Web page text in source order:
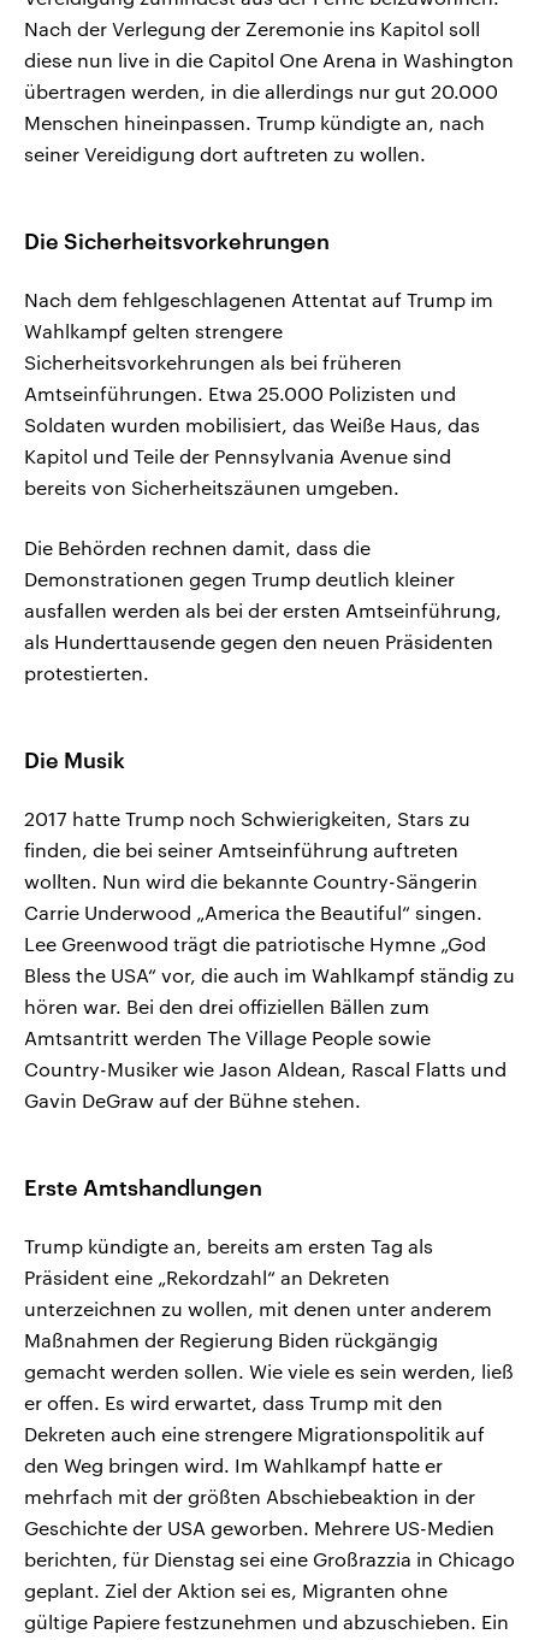
Nach der Verlegung der Zeremonie ins Kapitol soll
diese nun live in die Capitol One Arena in Washington
übertragen werden, in die allerdings nur gut 20.000
Menschen hineinpassen. Trump kündigte an, nach
seiner Vereidigung dort auftreten zu wollen.
Die Sicherheitsvorkehrungen
Nach dem fehlgeschlagenen Attentat auf Trump im
Wahlkampf gelten strengere
Sicherheitsvorkehrungen als bei früheren
Amtseinführungen. Etwa 25.000 Polizisten und
Soldaten wurden mobilisiert, das Weiße Haus, das
Kapitol und Teile der Pennsylvania Avenue sind
bereits von Sicherheitszäunen umgeben.
Die Behörden rechnen damit, dass die
Demonstrationen gegen Trump deutlich kleiner
ausfallen werden als bei der ersten Amtseinführung,
als Hunderttausende gegen den neuen Präsidenten
protestierten.
Die Musik
2017 hatte Trump noch Schwierigkeiten, Stars zu
finden, die bei seiner Amtseinführung auftreten
wollten. Nun wird die bekannte Country-Sängerin
Carrie Underwood „America the Beautiful“ singen.
Lee Greenwood trägt die patriotische Hymne „God
Bless the USA“ vor, die auch im Wahlkampf ständig zu
hören war. Bei den drei offiziellen Bällen zum
Amtsantritt werden The Village People sowie
Country-Musiker wie Jason Aldean, Rascal Flatts und
Gavin DeGraw auf der Bühne stehen.
Erste Amtshandlungen
Trump kündigte an, bereits am ersten Tag als
Präsident eine „Rekordzahl“ an Dekreten
unterzeichnen zu wollen, mit denen unter anderem
Maßnahmen der Regierung Biden rückgängig
gemacht werden sollen. Wie viele es sein werden, ließ
er offen. Es wird erwartet, dass Trump mit den
Dekreten auch eine strengere Migrationspolitik auf
den Weg bringen wird. Im Wahlkampf hatte er
mehrfach mit der größten Abschiebeaktion in der
Geschichte der USA geworben. Mehrere US-Medien
berichten, für Dienstag sei eine Großrazzia in Chicago
geplant. Ziel der Aktion sei es, Migranten ohne
gültige Papiere festzunehmen und abzuschieben. Ein